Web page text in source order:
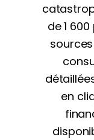
de 1
en